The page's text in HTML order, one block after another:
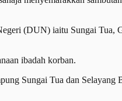
(DUN) iaitu Sungai Tua,
ibadah korban.
Sungai Tua dan Selayang